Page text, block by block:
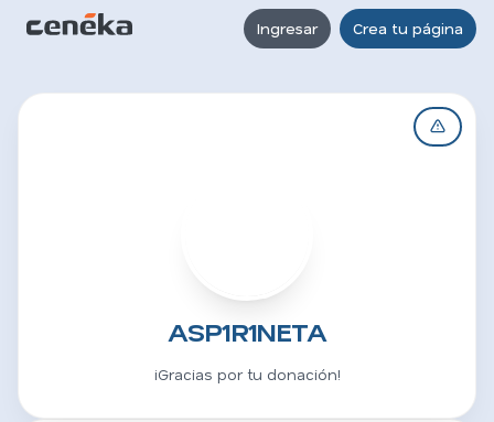
Ingresar Crea tu página
ASP1R1NETA
¡Gracias por tu donación!